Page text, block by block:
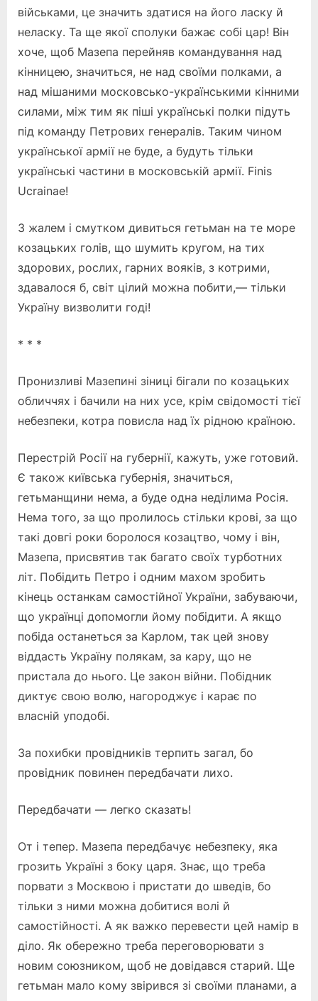
військами, це значить здатися на його ласку й
неласку. Та ще якої сполуки бажає собі цар! Він
хоче, щоб Мазепа перейняв командування над
кінницею, значиться, не над своїми полками, а
над мішаними московсько-українськими кінними
силами, між тим як піші українські полки підуть
під команду Петрових генералів. Таким чином
української армії не буде, а будуть тільки
українські частини в московській армії. Finis
Ucrainae!
З жалем і смутком дивиться гетьман на те море
козацьких голів, що шумить кругом, на тих
здорових, рослих, гарних вояків, з котрими,
здавалося б, світ цілий можна побити,— тільки
Україну визволити годі!
* * *
Пронизливі Мазепині зіниці бігали по козацьких
обличчях і бачили на них усе, крім свідомості тієї
небезпеки, котра повисла над їх рідною країною.
Перестрій Росії на губернії, кажуть, уже готовий.
Є також київська губернія, значиться,
гетьманщини нема, а буде одна неділима Росія.
Нема того, за що пролилось стільки крові, за що
такі довгі роки боролося козацтво, чому і він,
Мазепа, присвятив так багато своїх турботних
літ. Побідить Петро і одним махом зробить
кінець останкам самостійної України, забуваючи,
що українці допомогли йому побідити. А якщо
побіда останеться за Карлом, так цей знову
віддасть Україну полякам, за кару, що не
пристала до нього. Це закон війни. Побідник
диктує свою волю, нагороджує і карає по
власній уподобі.
За похибки провідників терпить загал, бо
провідник повинен передбачати лихо.
Передбачати — легко сказать!
От і тепер. Мазепа передбачує небезпеку, яка
грозить Україні з боку царя. Знає, що треба
порвати з Москвою і пристати до шведів, бо
тільки з ними можна добитися волі й
самостійності. А як важко перевести цей намір в
діло. Як обережно треба переговорювати з
новим союзником, щоб не довідався старий. Ще
гетьман мало кому звірився зі своїми планами, а